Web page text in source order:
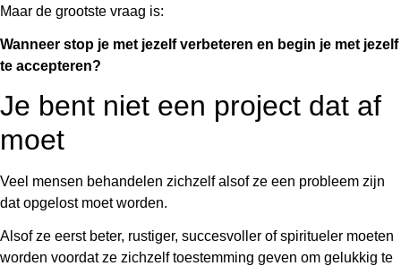
Maar de grootste vraag is:
Wanneer stop je met jezelf verbeteren en begin je met jezelf
te accepteren?
Je bent niet een project dat af
moet
Veel mensen behandelen zichzelf alsof ze een probleem zijn
dat opgelost moet worden.
Alsof ze eerst beter, rustiger, succesvoller of spiritueler moeten
worden voordat ze zichzelf toestemming geven om gelukkig te